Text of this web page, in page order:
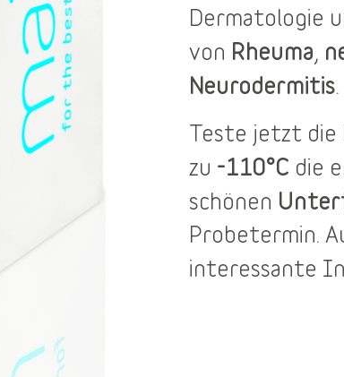
Dermatologie
von Rheuma,
Neurodermitis.
Teste jetzt die
zu -110°C die
schönen
Probetermin.
interessante